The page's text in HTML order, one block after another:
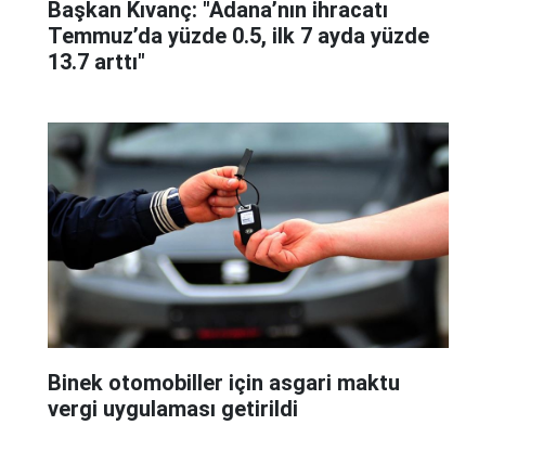
Başkan Kıvanç: "Adana’nın ihracatı
Temmuz’da yüzde 0.5, ilk 7 ayda yüzde
13.7 arttı"
Binek otomobiller için asgari maktu
vergi uygulaması getirildi